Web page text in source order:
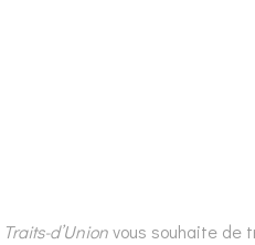
Traits-d’Unionvous souhaite de